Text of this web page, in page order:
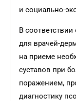
и социально-
В
для врачей-
на приеме
суставов при
поражением,
диагностику